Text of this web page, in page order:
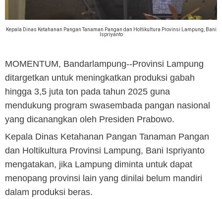
Kepala Dinas Ketahanan Pangan Tanaman Pangan dan Holtikultura Provinsi Lampung, Bani
Ispriyanto
MOMENTUM, Bandarlampung--Provinsi Lampung
ditargetkan untuk meningkatkan produksi gabah
hingga 3,5 juta ton pada tahun 2025 guna
mendukung program swasembada pangan nasional
yang dicanangkan oleh Presiden Prabowo.
Kepala Dinas Ketahanan Pangan Tanaman Pangan
dan Holtikultura Provinsi Lampung, Bani Ispriyanto
mengatakan, jika Lampung diminta untuk dapat
menopang provinsi lain yang dinilai belum mandiri
dalam produksi beras.